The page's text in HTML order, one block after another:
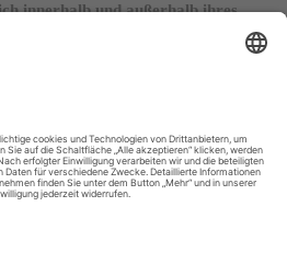
innerhalb und außerhalb ihres
Vertrauensstellung und der
würdig erweisen.
Preisspiegel. Er gibt Auskunft
mit ein paar Ausnahmen